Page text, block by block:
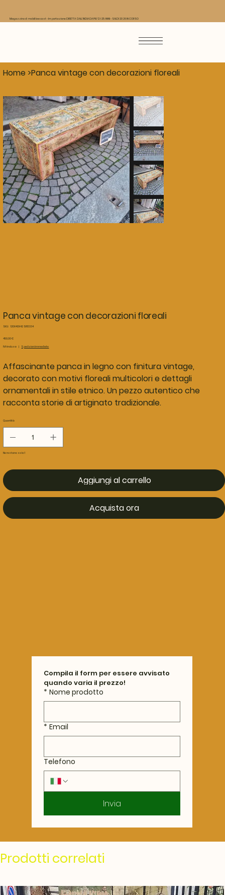
Home >Panca vintage con decorazioni floreali
Panca vintage con decorazioni floreali
SKU: SKU
SR13334
120X40X42 SR13334
Prezzo
450,00 €
IVA inclusa Spedizioni immediate
Affascinante panca in legno con finitura vintage,
decorato con motivi floreali multicolori e dettagli
ornamentali in stile etnico. Un pezzo autentico che
racconta storie di artiginato tradizionale.
Quantità
Ne restano solo: 1
Aggiungi al carrello
Acquista ora
Compila il form per essere avvisato
quando varia il prezzo!
* Nome prodotto
* Email
Telefono
Invia
Prodotti correlati
Magazzino di mobili low cost - Importazione DIRETTA DALL'INDIA DA PIU' DI 25 ANNI - SALDI 2026 IN CORSO